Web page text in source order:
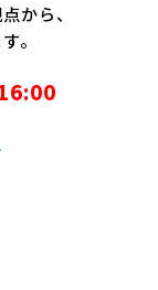
から、
。